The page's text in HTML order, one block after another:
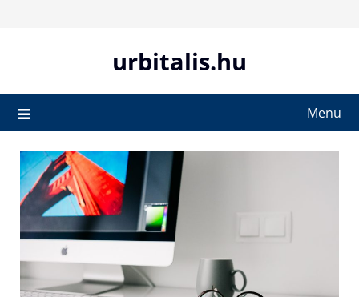
urbitalis.hu
Menu